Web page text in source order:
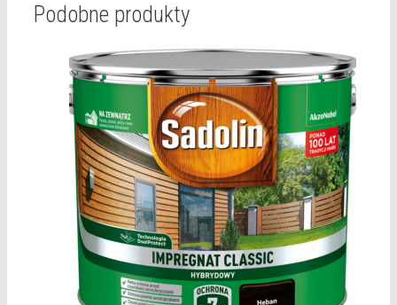
Podobne produkty